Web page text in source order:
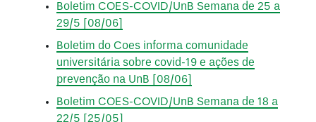
Boletim COES-COVID/UnB Semana de 25 a
29/5 [08/06]
Boletim do Coes informa comunidade
universitária sobre covid-19 e ações de
prevenção na UnB [08/06]
Boletim COES-COVID/UnB Semana de 18 a
22/5 [25/05]